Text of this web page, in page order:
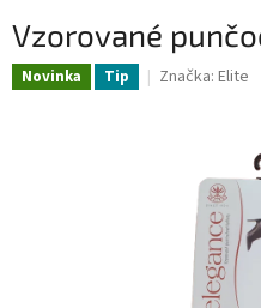
Vzorované
Novinka Tip Značka: Elite